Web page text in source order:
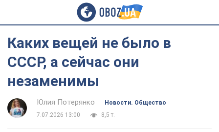
Каких вещей не было в
СССР, а сейчас они
незаменимы
Юлия Потерянко
Новости. Общество
7.07.2026 13:00
8,5 т.